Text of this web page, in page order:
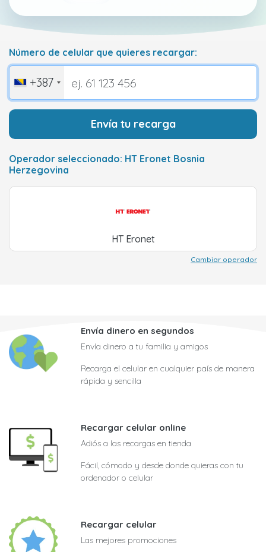
Número de celular que quieres recargar:
+387
Envía tu recarga
Operador seleccionado: HT Eronet Bosnia
Herzegovina
HT Eronet
Cambiar operador
Envía dinero en segundos
Envía dinero a tu familia y amigos
Recarga el celular en cualquier país de manera
rápida y sencilla
Recargar celular online
Adiós a las recargas en tienda
Fácil, cómodo y desde donde quieras con tu
ordenador o celular
Recargar celular
Las mejores promociones